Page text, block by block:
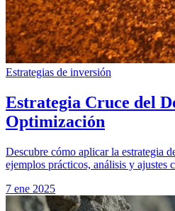
Estrategias de inversión
Estrategia Cruce del
Optimización
Descubre cómo aplicar la estrategia
ejemplos prácticos, análisis y ajustes
7 ene 2025